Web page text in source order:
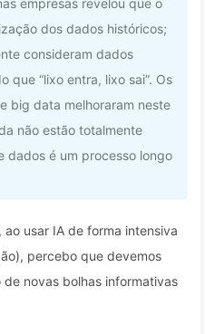
empresas revelou que o
dos dados históricos;
consideram dados
que “lixo entra, lixo sai”. Os
big data melhoraram neste
não estão totalmente
dados é um processo longo
usar IA de forma intensiva
percebo que devemos
novas bolhas informativas